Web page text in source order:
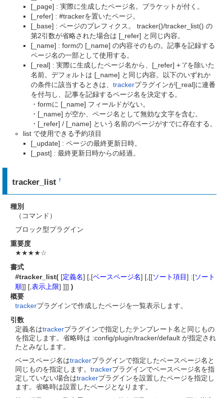
[_page] : 実際に生成したページ名。ブラケットが付く。
[_refer] : #trackerを置いたページ。
[_base] : ページのプレフィクス。 tracker()/tracker_list() の
第2引数が省略された場合は [_refer] と同じ内容。
[_name] : formの [_name] の内容そのもの。記事を記録する
ページ名の一部として使用する。
[_real] : 実際に生成したページ名から、[_refer] + '/'を除いた
名前。デフォルトは [_name] と同じ内容。以下のいずれか
の条件に該当するときは、 trackerプラグインが[_real]に連番
を付与し、記事を記録するページ名を決定する。
・formに [_name] フィールドがない。
・[_name] が空か、ページ名として無効な文字を含む。
・[_refer] / [_name] という名前のページがすでに存在する。
list で使用できる予約項目
[_update] : ページの最終更新日時。
[_past] : 最終更新日時からの経過。
tracker_list†
種別
（コマンド）
ブロック型プラグイン
重要度
★★★★☆
書式
#tracker_list( [定義名] [,[ベースページ名] [,[[ソート項目] :[ソート
順]] [,表示上限] ]]] )
概要
trackerプラグインで作成したページを一覧表示します。
引数
定義名はtrackerプラグインで指定したテンプレート名と同じもの
を指定します。省略時は :config/plugin/tracker/default が指定され
たとみなします。
ベースページ名はtrackerプラグインで指定したベースページ名と
同じものを指定します。 trackerプラグインでベースページ名を指
定していない場合はtrackerプラグインを設置したページを指定し
ます。省略時は設置したページとなります。